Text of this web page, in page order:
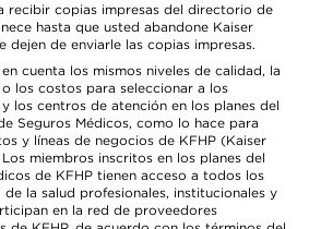
recibir copias impresas del directorio de
hasta que usted abandone Kaiser
dejen de enviarle las copias impresas.
cuenta los mismos niveles de calidad, la
los costos para seleccionar a los
los centros de atención en los planes del
Seguros Médicos, como lo hace para
y líneas de negocios de KFHP (Kaiser
miembros inscritos en los planes del
de KFHP tienen acceso a todos los
la salud profesionales, institucionales y
en la red de proveedores